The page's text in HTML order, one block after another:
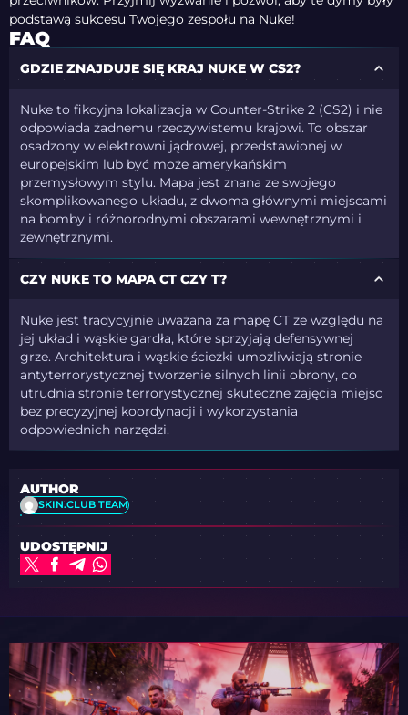
podstawą sukcesu Twojego zespołu na Nuke!
FAQ
GDZIE ZNAJDUJE SIĘ KRAJ NUKE W CS2?
Nuke to fikcyjna lokalizacja w Counter-Strike 2 (CS2) i nie
odpowiada żadnemu rzeczywistemu krajowi. To obszar
osadzony w elektrowni jądrowej, przedstawionej w
europejskim lub być może amerykańskim
przemysłowym stylu. Mapa jest znana ze swojego
skomplikowanego układu, z dwoma głównymi miejscami
na bomby i różnorodnymi obszarami wewnętrznymi i
zewnętrznymi.
CZY NUKE TO MAPA CT CZY T?
Nuke jest tradycyjnie uważana za mapę CT ze względu na
jej układ i wąskie gardła, które sprzyjają defensywnej
grze. Architektura i wąskie ścieżki umożliwiają stronie
antyterrorystycznej tworzenie silnych linii obrony, co
utrudnia stronie terrorystycznej skuteczne zajęcia miejsc
bez precyzyjnej koordynacji i wykorzystania
odpowiednich narzędzi.
AUTHOR
SKIN.CLUB TEAM
UDOSTĘPNIJ